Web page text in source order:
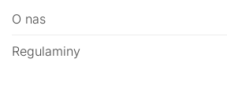
O nas
Regulaminy